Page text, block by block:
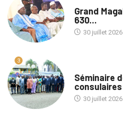
Grand
630...
30 juillet 2026
3
Séminaire
30 juillet 2026